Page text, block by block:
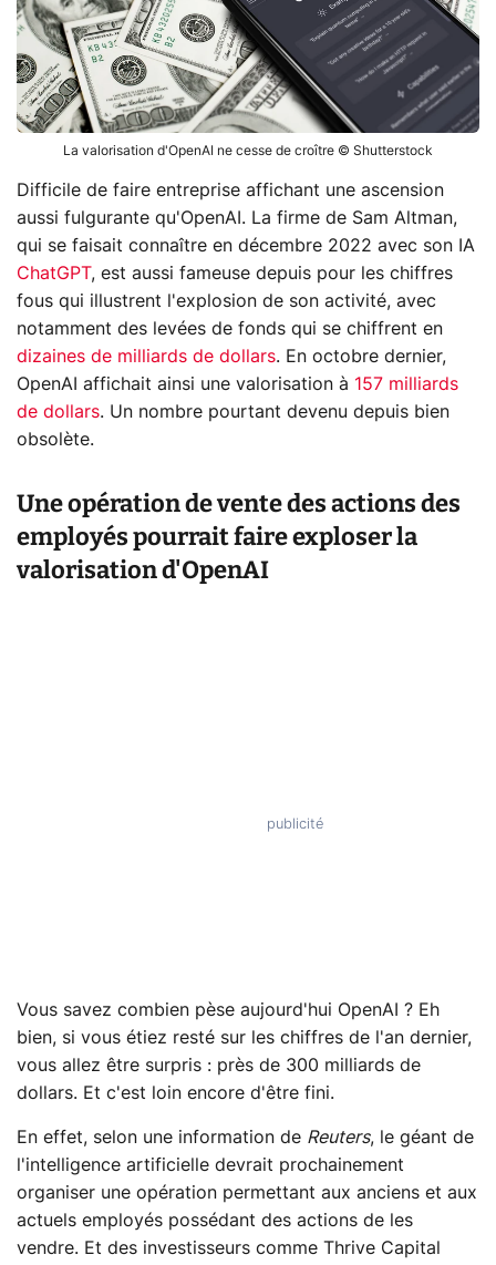
La valorisation d'OpenAI ne cesse de croître © Shutterstock
Difficile de faire entreprise affichant une ascension
aussi fulgurante qu'OpenAI. La firme de Sam Altman,
qui se faisait connaître en décembre 2022 avec son IA
ChatGPT, est aussi fameuse depuis pour les chiffres
fous qui illustrent l'explosion de son activité, avec
notamment des levées de fonds qui se chiffrent en
dizaines de milliards de dollars. En octobre dernier,
OpenAI affichait ainsi une valorisation à 157 milliards
de dollars. Un nombre pourtant devenu depuis bien
obsolète.
Une opération de vente des actions des
employés pourrait faire exploser la
valorisation d'OpenAI
Vous savez combien pèse aujourd'hui OpenAI ? Eh
bien, si vous étiez resté sur les chiffres de l'an dernier,
vous allez être surpris : près de 300 milliards de
dollars. Et c'est loin encore d'être fini.
En effet, selon une information de Reuters, le géant de
l'intelligence artificielle devrait prochainement
organiser une opération permettant aux anciens et aux
actuels employés possédant des actions de les
vendre. Et des investisseurs comme Thrive Capital